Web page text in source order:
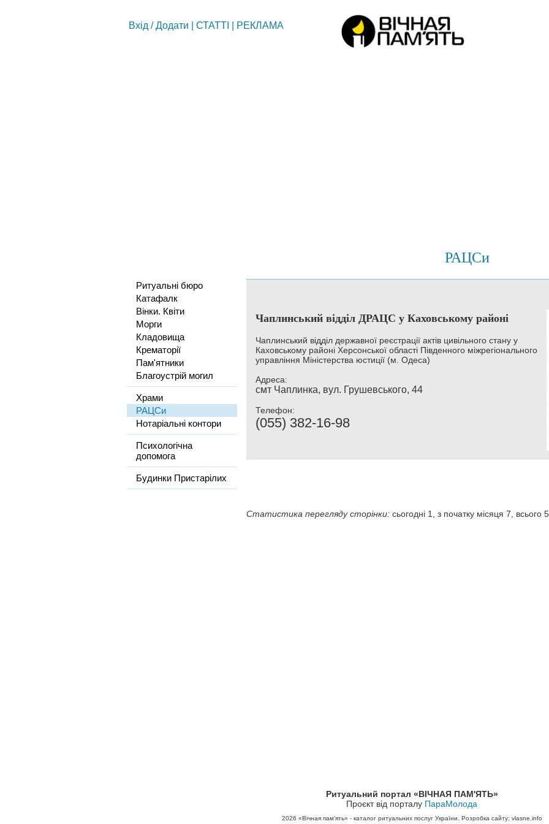
Вхід /Додати СТАТТІ РЕКЛАМА
РАЦСи
Ритуальні бюро
Катафалк
Вінки. Квіти
Морги
Кладовища
Крематорії
Пам'ятники
Благоустрій могил
Храми
РАЦСи
Нотаріальні контори
Психологічна
допомога
Будинки Пристарілих
Чаплинський відділ ДРАЦС у Каховському районі
Чаплинський відділ державної реєстрації актів цивільного стану у
Каховському районі Херсонської області Південного міжрегіонального
управління Міністерства юстиції (м. Одеса)
Адреса:
смт Чаплинка, вул. Грушевського, 44
Телефон:
(055) 382-16-98
Статистика перегляду сторінки: сьогодні 1, з початку місяця 7, всього
Ритуальний портал «ВІЧНАЯ ПАМ'ЯТЬ»
Проєкт від порталу ПараМолода
2026 «Вічная пам'ять» - каталог ритуальних послуг України. Розробка сайту: vlasne.info